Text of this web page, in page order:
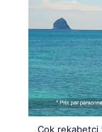
Çok rekabetçi